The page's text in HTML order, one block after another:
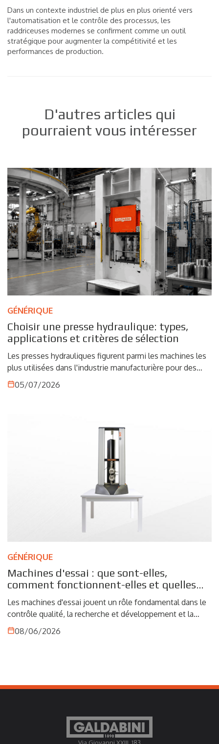
Dans un contexte industriel de plus en plus orienté vers
l'automatisation et le contrôle des processus, les
raddriceuses modernes se confirment comme un outil
stratégique pour augmenter la compétitivité et les
performances de production.
D'autres articles qui
pourraient vous intéresser
GÉNÉRIQUE
Choisir une presse hydraulique: types,
applications et critères de sélection
Les presses hydrauliques figurent parmi les machines les
plus utilisées dans l'industrie manufacturière pour des
opérations nécessitant force, précision et maîtrise du
processus. Du formage de la tôle à l'emboutissage
récipients sous pression, ces solutions constituent un
élément clé pour garantir qualité, répétabilité et efficacité
05/07/2026
GÉNÉRIQUE
Machines d'essai : que sont-elles,
comment fonctionnent-elles et quelles
applications trouvent-elles dans
l'industrie
Les machines d'essai jouent un rôle fondamental dans le
contrôle qualité, la recherche et développement et la
caractérisation des matériaux. Dans un contexte industriel
toujours plus orienté vers la précision, la conformité
plastiques, de composites ou d'autres matériaux
valider des projets, vérifier les procédés de production et
garantir des normes qualitatives élevées. Dans ce
08/06/2026
Via Giovanni XXIII, 183